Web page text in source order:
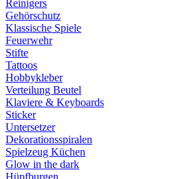
Reinigers
Gehörschutz
Klassische Spiele
Feuerwehr
Stifte
Tattoos
Hobbykleber
Verteilung Beutel
Klaviere & Keyboards
Sticker
Untersetzer
Dekorationsspiralen
Spielzeug Küchen
Glow in the dark
Hüpfburgen